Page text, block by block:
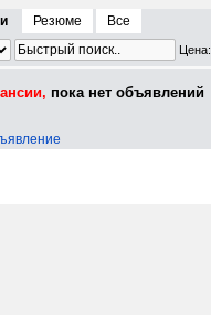
Резюме Все
Цена:
пока нет объявлений